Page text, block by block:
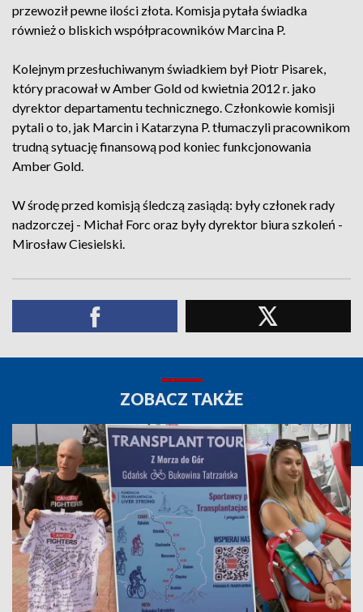
przewoził pewne ilości złota. Komisja pytała świadka
również o bliskich współpracowników Marcina P.
Kolejnym przesłuchiwanym świadkiem był Piotr Pisarek,
który pracował w Amber Gold od kwietnia 2012 r. jako
dyrektor departamentu technicznego. Członkowie komisji
pytali o to, jak Marcin i Katarzyna P. tłumaczyli pracownikom
trudną sytuację finansową pod koniec funkcjonowania
Amber Gold.
W środę przed komisją śledczą zasiądą: były członek rady
nadzorczej - Michał Forc oraz były dyrektor biura szkoleń -
Mirosław Ciesielski.
ZOBACZ TAKŻE